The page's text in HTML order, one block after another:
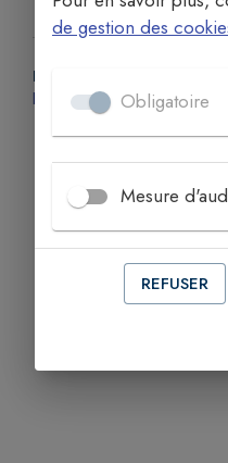
PLUS D'INFORMATIONS
de gestion des
Obligatoire
Mesure
REFUSER